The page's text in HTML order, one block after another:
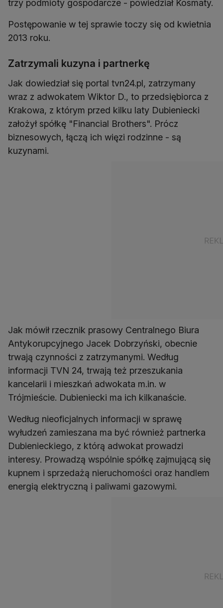
trzy podmioty gospodarcze - powiedział Kosmaty.
Postępowanie w tej sprawie toczy się od kwietnia
2013 roku.
Zatrzymali kuzyna i partnerkę
Jak dowiedział się portal tvn24.pl, zatrzymany
wraz z adwokatem Wiktor D., to przedsiębiorca z
Krakowa, z którym przed kilku laty Dubieniecki
założył spółkę "Financial Brothers". Prócz
biznesowych, łączą ich więzi rodzinne - są
kuzynami.
Jak mówił rzecznik prasowy Centralnego Biura
Antykorupcyjnego Jacek Dobrzyński, obecnie
trwają czynności z zatrzymanymi. Według
informacji TVN 24, trwają też przeszukania
kancelarii i mieszkań adwokata m.in. w
Trójmieście. Dubieniecki ma ich kilkanaście.
Według nieoficjalnych informacji w sprawę
wyłudzeń zamieszana ma być również partnerka
Dubienieckiego, z którą adwokat prowadzi
interesy. Prowadzą wspólnie spółkę zajmującą się
kupnem i sprzedażą nieruchomości oraz handlem
energią elektryczną i paliwami gazowymi.